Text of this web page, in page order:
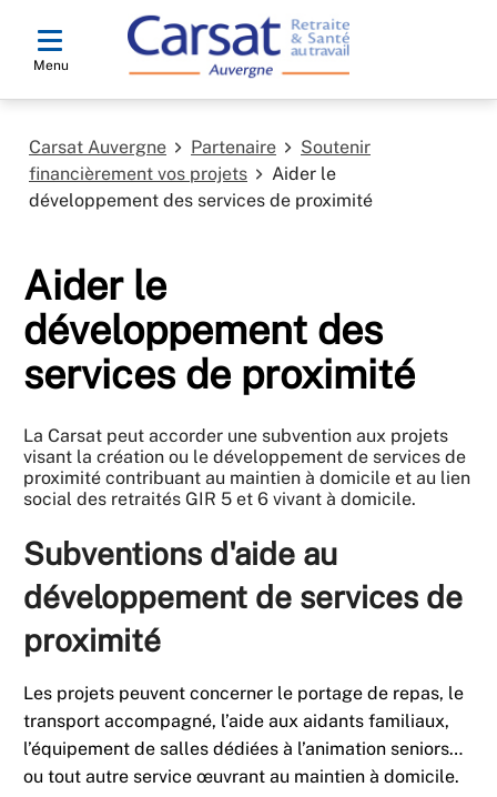
Menu
Carsat Auvergne Partenaire
Soutenir
financièrement vos projets
Aider le
développement des services de proximité
Aider le
développement des
services de proximité
La Carsat peut accorder une subvention aux projets
visant la création ou le développement de services de
proximité contribuant au maintien à domicile et au lien
social des retraités GIR 5 et 6 vivant à domicile.
Subventions d'aide au
développement de services de
proximité
Les projets peuvent concerner le portage de repas, le
transport accompagné, l’aide aux aidants familiaux,
l’équipement de salles dédiées à l’animation seniors…
ou tout autre service œuvrant au maintien à domicile.